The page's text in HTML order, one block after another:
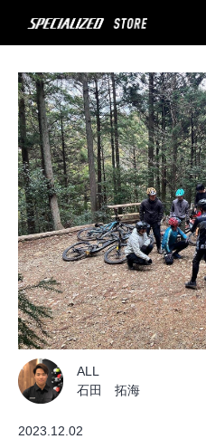
ALL
石田 拓海
2023.12.02